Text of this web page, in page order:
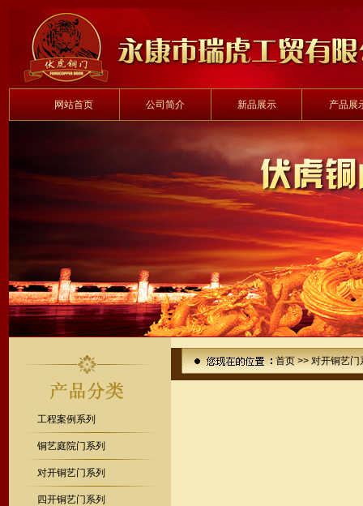
网站首页 公司简介 新品展示 产品展
工程案例系列
铜艺庭院门系列
对开铜艺门系列
四开铜艺门系列
首页>>对开铜艺门